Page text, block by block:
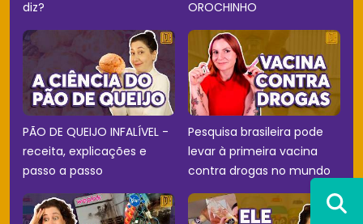
diz? OROCHINHO
PÃO DE QUEIJO INFALÍVEL -
receita, explicações e
passo a passo
Pesquisa brasileira pode
levar à primeira vacina
contra drogas no mundo